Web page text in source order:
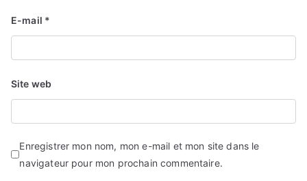
E-mail *
Site web
Enregistrer mon nom, mon e-mail et mon site dans le
navigateur pour mon prochain commentaire.